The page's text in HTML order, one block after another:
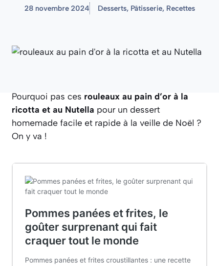
28 novembre 2024 Desserts, Pâtisserie, Recettes
Pourquoi pas ces rouleaux au pain d’or à la
ricotta et au Nutella pour un dessert
homemade facile et rapide à la veille de Noël ?
On y va !